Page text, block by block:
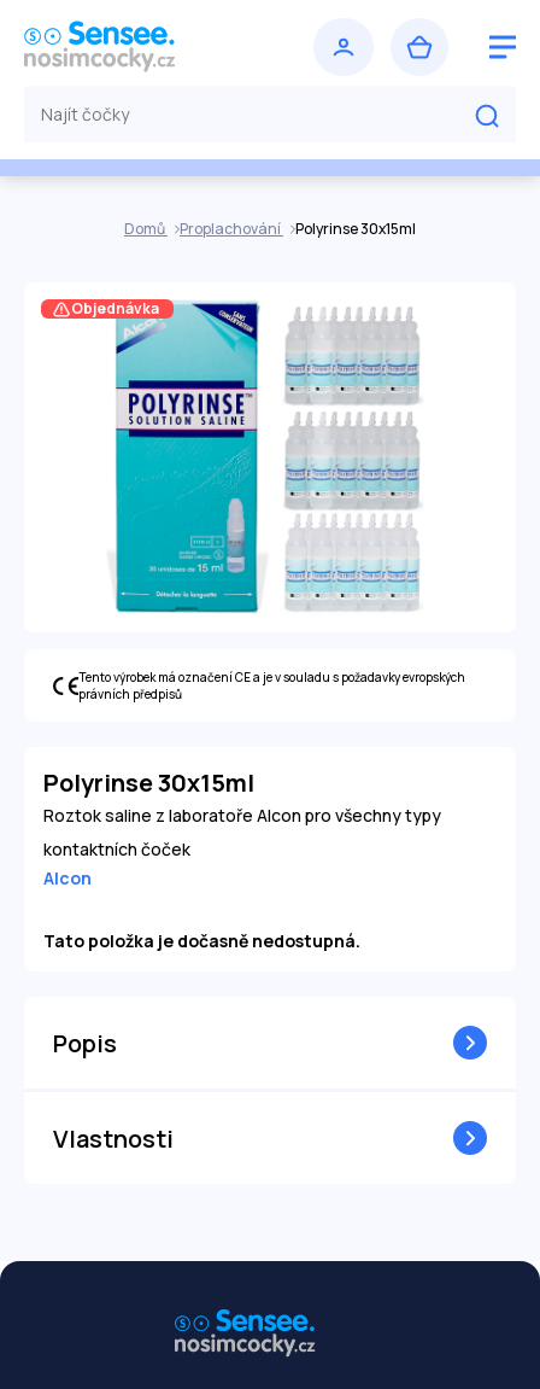
Domů Proplachování Polyrinse 30x15ml
Objednávka
Tento výrobek má označení CE a je v souladu s požadavky evropských
právních předpisů
Polyrinse 30x15ml
Roztok saline z laboratoře Alcon pro všechny typy
kontaktních čoček
Alcon
Tato položka je dočasně nedostupná.
Popis
Vlastnosti